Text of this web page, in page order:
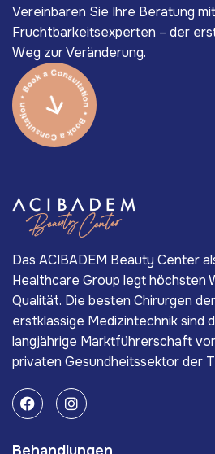
Vereinbaren Sie Ihre Beratung
Fruchtbarkeitsexperten – der
Weg zur Veränderung.
Das ACIBADEM Beauty Center
Healthcare Group legt höchsten
Qualität. Die besten Chirurgen
erstklassige Medizintechnik sind
langjährige Marktführerschaft
privaten Gesundheitssektor der